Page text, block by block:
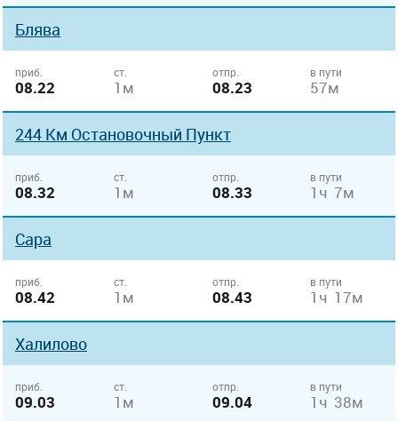
Блява
приб.
08.22
ст.
1м
отпр.
08.23
в пути
57м
244 Км Остановочный Пункт
приб.
08.32
ст.
1м
отпр.
08.33
в пути
1ч 7м
Сара
приб.
08.42
ст.
1м
отпр.
08.43
в пути
1ч 17м
Халилово
приб.
09.03
ст.
1м
отпр.
09.04
в пути
1ч 38м